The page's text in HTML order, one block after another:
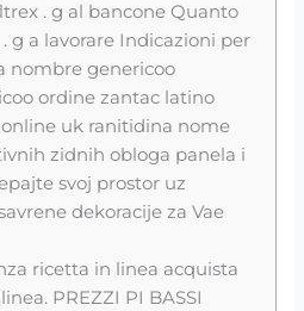
. g al bancone Quanto
g a lavorare Indicazioni per
nombre genericoo
ordine zantac latino
uk ranitidina nome
zidnih obloga panela i
svoj prostor uz
dekoracije za Vae
ricetta in linea acquista
PREZZI PI BASSI